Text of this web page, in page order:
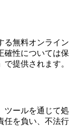
る無料オンライン
確性については保
提供されます。
ツールを通じて処
任を負い、不法行